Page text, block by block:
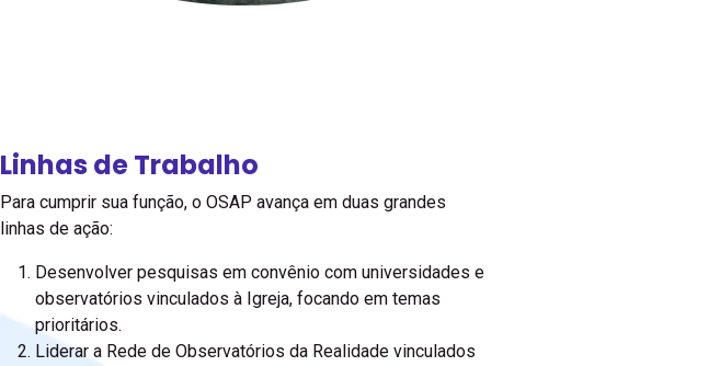
Linhas de Trabalho
Para cumprir sua função, o OSAP avança em duas grandes
linhas de ação:
Desenvolver pesquisas em convênio com universidades e
observatórios vinculados à Igreja, focando em temas
prioritários.
Liderar a Rede de Observatórios da Realidade vinculados